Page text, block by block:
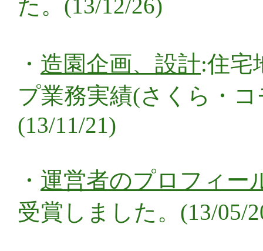
た。(13/12/26)
・ 造園企画、設計:住宅
プ業務実績(さくら・
(13/11/21)
・ 運営者のプロフィー
受賞しました。(13/05/